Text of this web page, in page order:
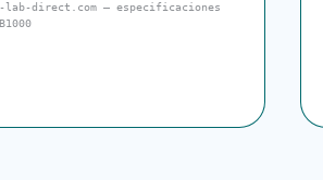
lab-direct.com — especificaciones